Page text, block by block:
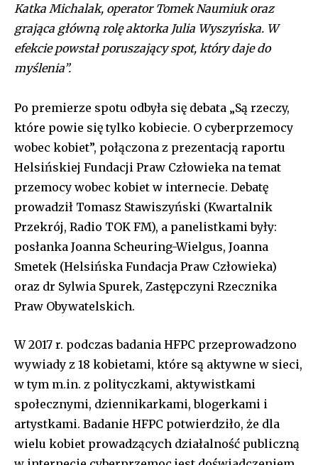
Katka Michalak, operator Tomek Naumiuk oraz
grająca główną rolę aktorka Julia Wyszyńska. W
efekcie powstał poruszający spot, który daje do
myślenia”.
Po premierze spotu odbyła się debata „Są rzeczy,
które powie się tylko kobiecie. O cyberprzemocy
wobec kobiet”, połączona z prezentacją raportu
Helsińskiej Fundacji Praw Człowieka na temat
przemocy wobec kobiet w internecie. Debatę
prowadził Tomasz Stawiszyński (Kwartalnik
Przekrój, Radio TOK FM), a panelistkami były:
posłanka Joanna Scheuring-Wielgus, Joanna
Smetek (Helsińska Fundacja Praw Człowieka)
oraz dr Sylwia Spurek, Zastępczyni Rzecznika
Praw Obywatelskich.
W 2017 r. podczas badania HFPC przeprowadzono
wywiady z 18 kobietami, które są aktywne w sieci,
w tym m.in. z polityczkami, aktywistkami
społecznymi, dziennikarkami, blogerkami i
artystkami. Badanie HFPC potwierdziło, że dla
wielu kobiet prowadzących działalność publiczną